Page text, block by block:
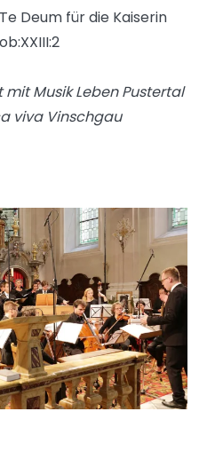
Te Deum für die Kaiserin
Musik Leben Pustertal
viva Vinschgau